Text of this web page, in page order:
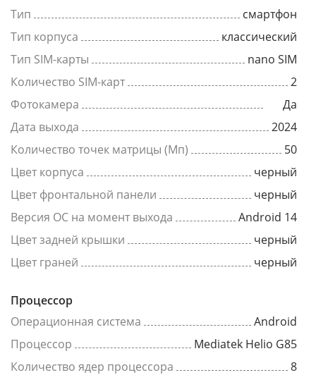
Тип
смартфон
Тип корпуса
классический
Тип SIM-карты
nano SIM
Количество SIM-карт
2
Фотокамера
Да
Дата выхода
2024
Количество точек матрицы (Мп)
50
Цвет корпуса
черный
Цвет фронтальной панели
черный
Версия ОС на момент выхода
Android 14
Цвет задней крышки
черный
Цвет граней
черный
Процессор
Операционная система
Android
Процессор
Mediatek Helio G85
Количество ядер процессора
8